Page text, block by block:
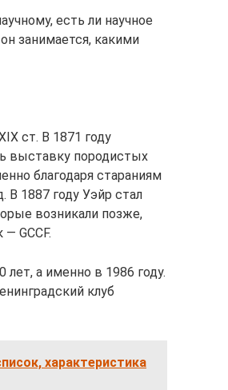
есть ли научное
занимается, какими
ст. В 1871 году
выставку породистых
благодаря стараниям
В 1887 году Уэйр стал
возникали позже,
GCCF.
а именно в 1986 году.
клуб
характеристика